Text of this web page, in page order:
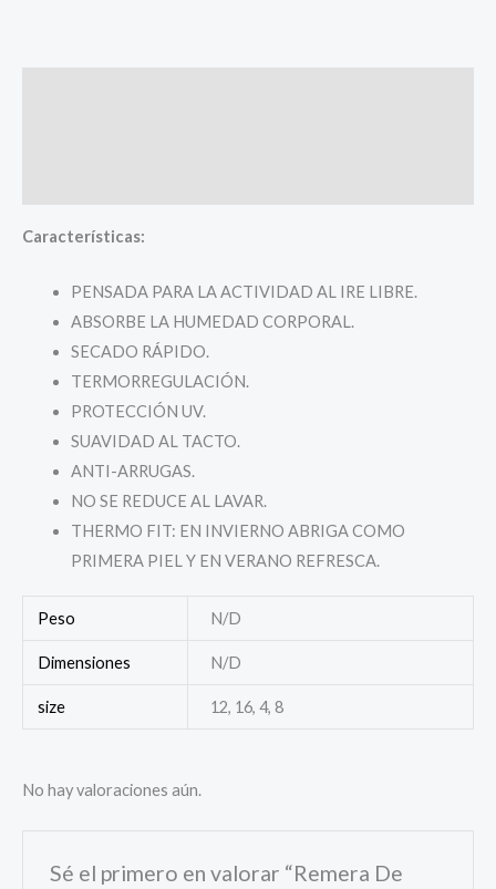
Características:
PENSADA PARA LA ACTIVIDAD AL IRE LIBRE.
ABSORBE LA HUMEDAD CORPORAL.
SECADO RÁPIDO.
TERMORREGULACIÓN.
PROTECCIÓN UV.
SUAVIDAD AL TACTO.
ANTI-ARRUGAS.
NO SE REDUCE AL LAVAR.
THERMO FIT: EN INVIERNO ABRIGA COMO
PRIMERA PIEL Y EN VERANO REFRESCA.
Peso N/D
Dimensiones N/D
size 12, 16, 4, 8
No hay valoraciones aún.
Sé el primero en valorar “Remera De